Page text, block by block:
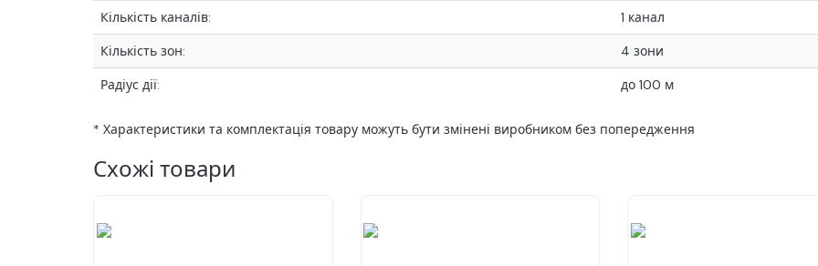
Кількість каналів: 1 канал
Кількість зон: 4 зони
Радіус дії: до 100 м
* Характеристики та комплектація товару можуть бути змінені виробником без попередження
Схожі товари